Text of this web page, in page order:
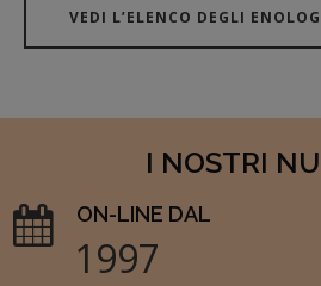
VEDI L’ELENCO DEGLI
I NOSTRI
ON-LINE DAL
1997